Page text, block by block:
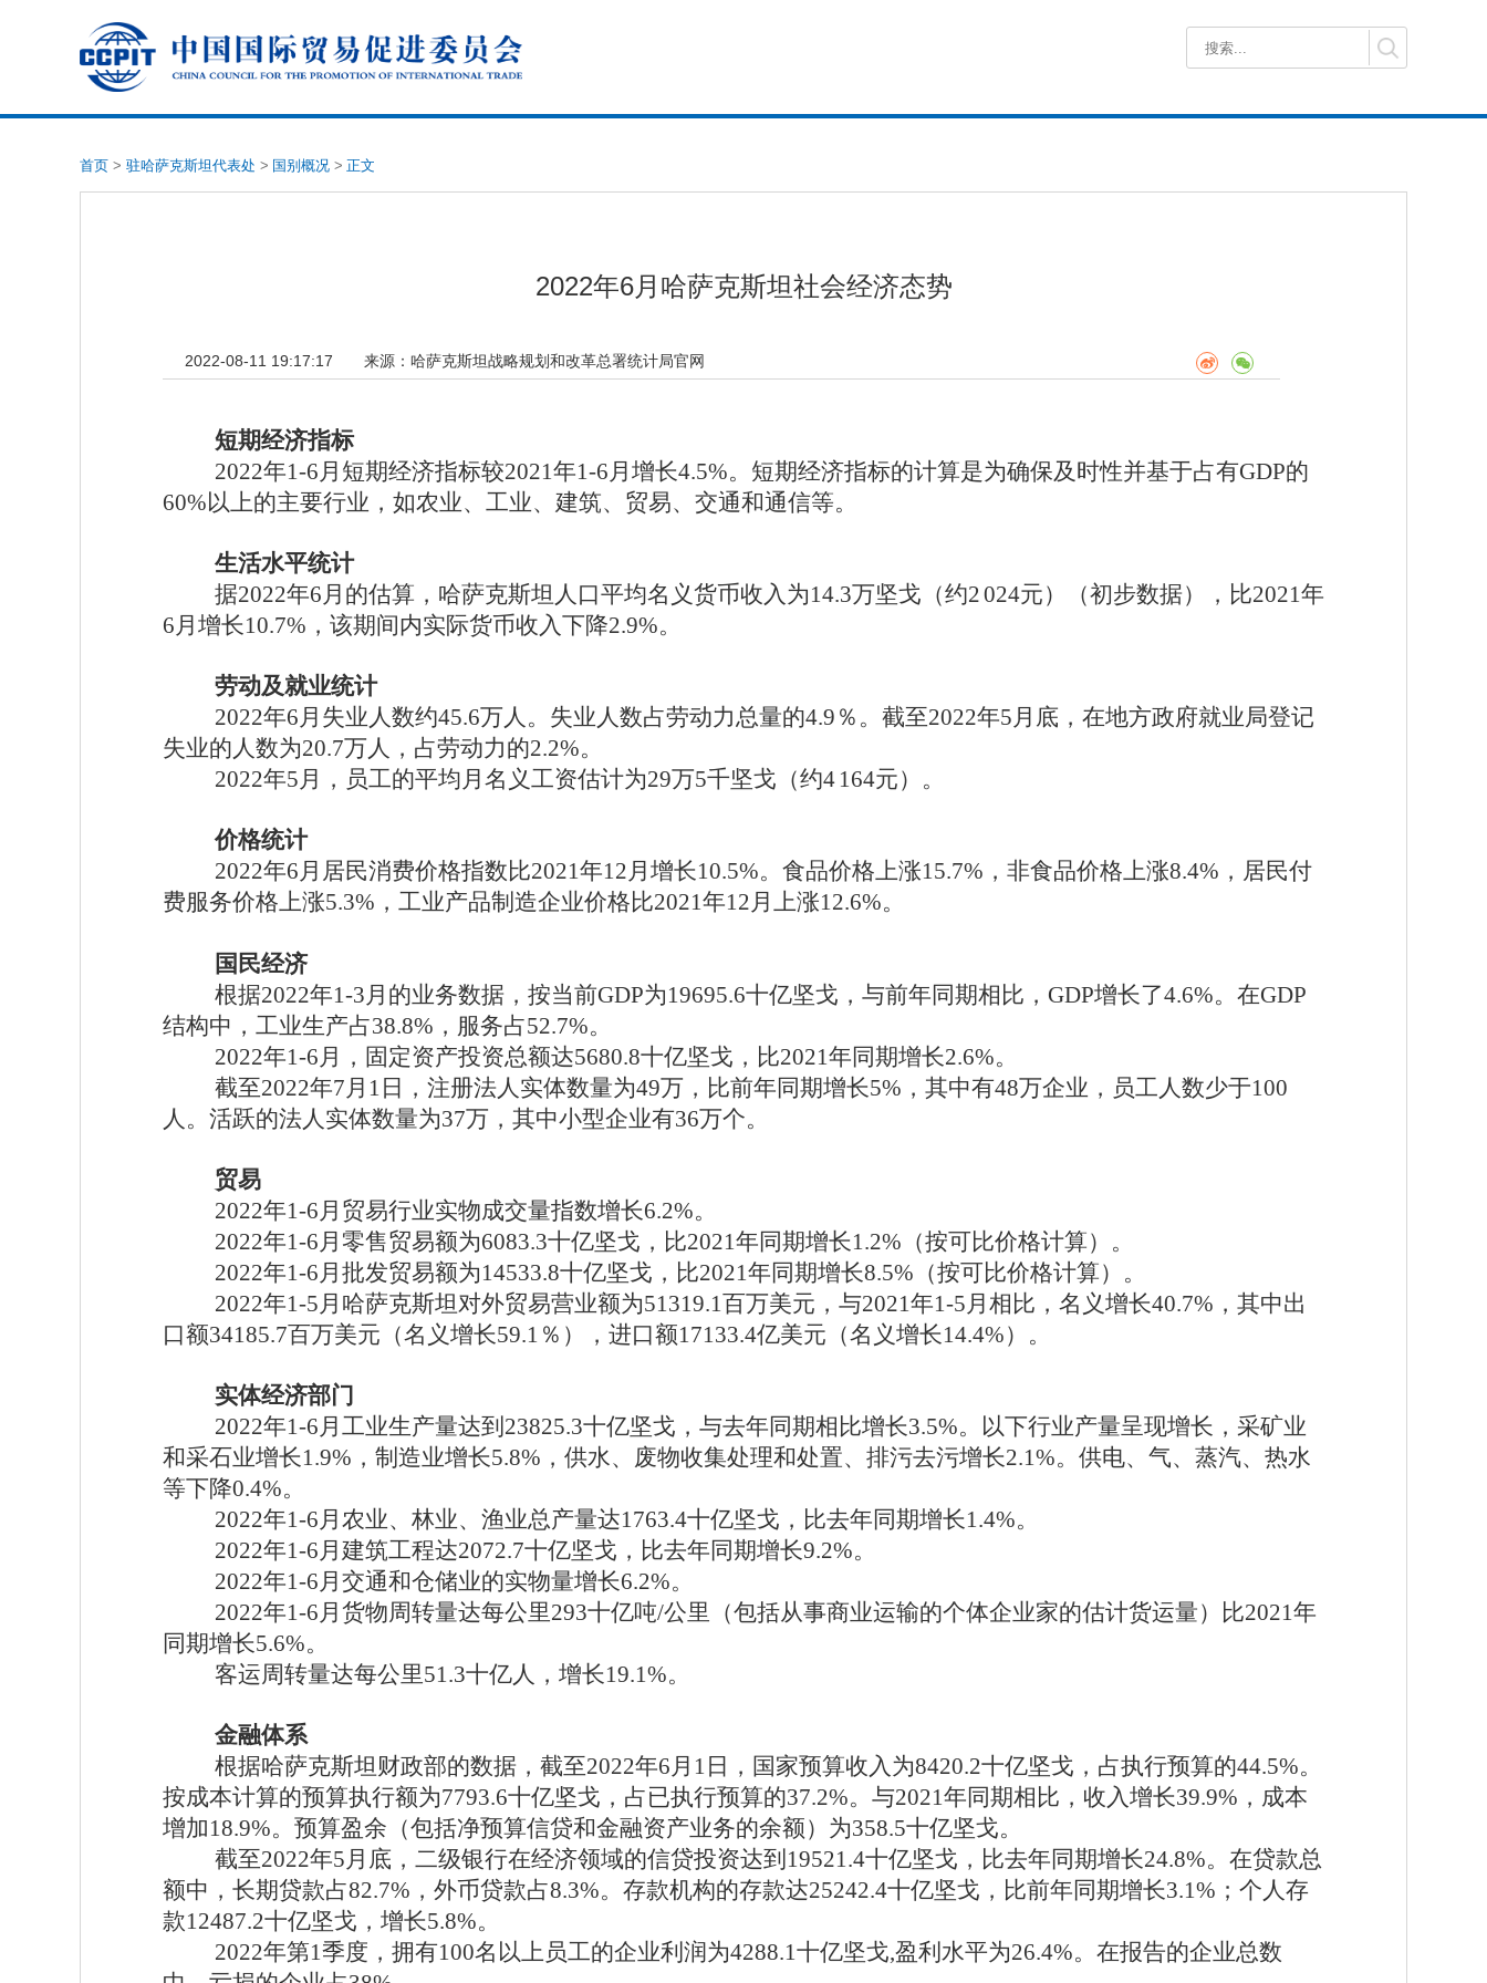
首页 > 驻哈萨克斯坦代表处 > 国别概况 > 正文
2022年6月哈萨克斯坦社会经济态势
2022-08-11 19:17:17 来源： 哈萨克斯坦战略规划和改革总署统计局官网
短期经济指标
2022年1-6月短期经济指标较2021年1-6月增长4.5%。短期经济指标的计算是为确保及时性并基于占有GDP的
60%以上的主要行业，如农业、工业、建筑、贸易、交通和通信等。
生活水平统计
据2022年6月的估算，哈萨克斯坦人口平均名义货币收入为14.3万坚戈（约2024元）（初步数据），比2021年
6月增长10.7%，该期间内实际货币收入下降2.9%。
劳动及就业统计
2022年6月失业人数约45.6万人。失业人数占劳动力总量的4.9％。截至2022年5月底，在地方政府就业局登记
失业的人数为20.7万人，占劳动力的2.2%。
2022年5月，员工的平均月名义工资估计为29万5千坚戈（约4 164元）。
价格统计
2022年6月居民消费价格指数比2021年12月增长10.5%。食品价格上涨15.7%，非食品价格上涨8.4%，居民付
费服务价格上涨5.3%，工业产品制造企业价格比2021年12月上涨12.6%。
国民经济
根据2022年1-3月的业务数据，按当前GDP为19695.6十亿坚戈，与前年同期相比，GDP增长了4.6%。在GDP
结构中，工业生产占38.8%，服务占52.7%。
2022年1-6月，固定资产投资总额达5680.8十亿坚戈，比2021年同期增长2.6%。
截至2022年7月1日，注册法人实体数量为49万，比前年同期增长5%，其中有48万企业，员工人数少于100
人。活跃的法人实体数量为37万，其中小型企业有36万个。
贸易
2022年1-6月贸易行业实物成交量指数增长6.2%。
2022年1-6月零售贸易额为6083.3十亿坚戈，比2021年同期增长1.2%（按可比价格计算）。
2022年1-6月批发贸易额为14533.8十亿坚戈，比2021年同期增长8.5%（按可比价格计算）。
2022年1-5月哈萨克斯坦对外贸易营业额为51319.1百万美元，与2021年1-5月相比，名义增长40.7%，其中出
口额34185.7百万美元（名义增长59.1％），进口额17133.4亿美元（名义增长14.4%）。
实体经济部门
2022年1-6月工业生产量达到23825.3十亿坚戈，与去年同期相比增长3.5%。以下行业产量呈现增长，采矿业
和采石业增长1.9%，制造业增长5.8%，供水、废物收集处理和处置、排污去污增长2.1%。供电、气、蒸汽、热水
等下降0.4%。
2022年1-6月农业、林业、渔业总产量达1763.4十亿坚戈，比去年同期增长1.4%。
2022年1-6月建筑工程达2072.7十亿坚戈，比去年同期增长9.2%。
2022年1-6月交通和仓储业的实物量增长6.2%。
2022年1-6月货物周转量达每公里293十亿吨/公里（包括从事商业运输的个体企业家的估计货运量）比2021年
同期增长5.6%。
客运周转量达每公里51.3十亿人，增长19.1%。
金融体系
根据哈萨克斯坦财政部的数据，截至2022年6月1日，国家预算收入为8420.2十亿坚戈，占执行预算的44.5%。
按成本计算的预算执行额为7793.6十亿坚戈，占已执行预算的37.2%。与2021年同期相比，收入增长39.9%，成本
增加18.9%。预算盈余（包括净预算信贷和金融资产业务的余额）为358.5十亿坚戈。
截至2022年5月底，二级银行在经济领域的信贷投资达到19521.4十亿坚戈，比去年同期增长24.8%。在贷款总
额中，长期贷款占82.7%，外币贷款占8.3%。存款机构的存款达25242.4十亿坚戈，比前年同期增长3.1%；个人存
款12487.2十亿坚戈，增长5.8%。
2022年第1季度，拥有100名以上员工的企业利润为4288.1十亿坚戈,盈利水平为26.4%。在报告的企业总数